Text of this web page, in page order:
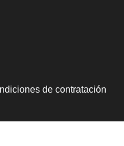
de contratación